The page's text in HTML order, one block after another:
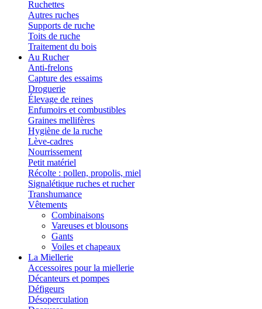
Ruchettes
Autres ruches
Supports de ruche
Toits de ruche
Traitement du bois
Au Rucher
Anti-frelons
Capture des essaims
Droguerie
Élevage de reines
Enfumoirs et combustibles
Graines mellifères
Hygiène de la ruche
Lève-cadres
Nourrissement
Petit matériel
Récolte : pollen, propolis, miel
Signalétique ruches et rucher
Transhumance
Vêtements
Combinaisons
Vareuses et blousons
Gants
Voiles et chapeaux
La Miellerie
Accessoires pour la miellerie
Décanteurs et pompes
Défigeurs
Désoperculation